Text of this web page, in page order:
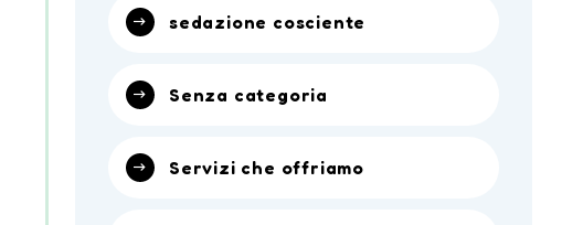
sedazione cosciente
Senza categoria
Servizi che offriamo